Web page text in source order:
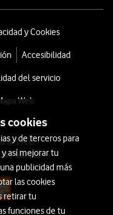
y Cookies
Accesibilidad
del servicio
Web
S.A.U.
Madrid
cookies
y de terceros para
así mejorar tu
publicidad más
las cookies
retirar tu
funciones de tu